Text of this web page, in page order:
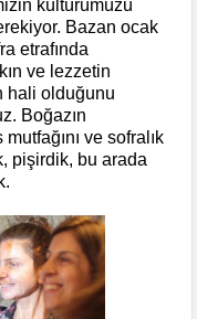
kültürümüzü
Bazan ocak
etrafında
ve lezzetin
hali olduğunu
Boğazın
ve sofralık
pişirdik, bu arada